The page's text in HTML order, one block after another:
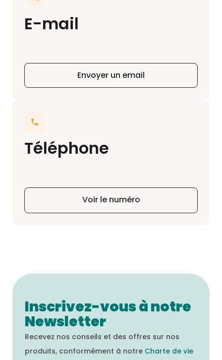
E-mail
Envoyer un email
Téléphone
Voir le numéro
Inscrivez-vous à notre
Newsletter
Recevez nos conseils et des offres sur nos
produits, conformément à notre Charte de vie